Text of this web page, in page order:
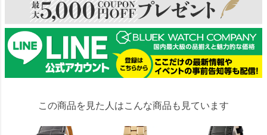
この商品を見た人はこんな商品も見ています